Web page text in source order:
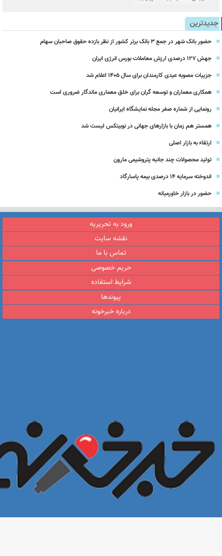
جدیدترین
حضور بانک شهر در جمع ۳ بانک برتر کشور از نظر بازده حقوق صاحبان سهام
جهش ۱۲۷ درصدی ارزش معاملات بورس انرژی ایران
جزییات مصوبه عیدی کارمندان برای سال 1405 اعلام شد
همکاری معماران و توسعه گران برای خلق معماری ماندگار ضروری است
رونمایی از شماره صفر مجله نمایشگاه ایرانیان
همستر هم زمان با بازارهای جهانی در نوبیتکس لیست شد
ارتقاء به بازار اصلی
تولید محصولات چند جانبه پتروشیمی مارون
اندوخته سرمایه 14 درصدی بیمه پاسارگاد
حضور در بازار خاورمیانه
ورود به تحریریه
نقشه سایت
تماس با ما
حریم خصوصی
شرایط استفاده
پیوندها
درباره خبرخونه